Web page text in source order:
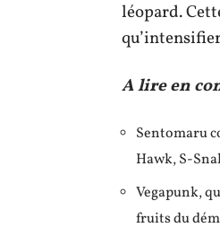
léopard.
A lire en
Sentomaru
Hawk, S-
Vegapunk,
fruits du